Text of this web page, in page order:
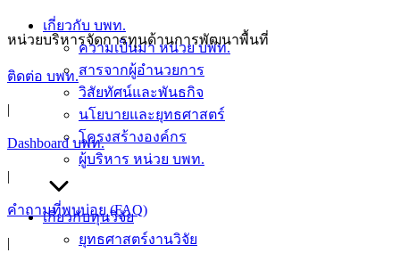
หน่วยบริหารจัดการทุนด้านการพัฒนาพื้นที่
ติดต่อ บพท.
|
Dashboard บพท.
|
คำถามที่พบบ่อย (FAQ)
|
เกี่ยวกับ บพท.
ความเป็นมา หน่วย บพท.
สารจากผู้อำนวยการ
วิสัยทัศน์และพันธกิจ
นโยบายและยุทธศาสตร์
โครงสร้างองค์กร
ผู้บริหาร หน่วย บพท.
เกี่ยวกับทุนวิจัย
ยุทธศาสตร์งานวิจัย